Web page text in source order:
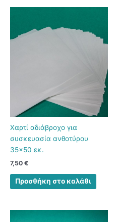
Χαρτί αδιάβροχο για
συσκευασία ανθοτύρου
35×50 εκ.
7,50 €
Προσθήκη στο καλάθι